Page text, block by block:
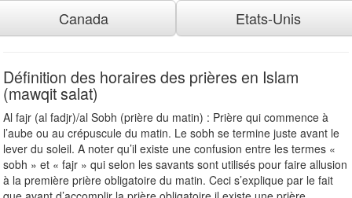
Canada
Etats-Unis
Définition des horaires des prières en Islam
(mawqit salat)
Al fajr (al fadjr)/al Sobh (prière du matin) : Prière qui commence à
l’aube ou au crépuscule du matin. Le sobh se termine juste avant le
lever du soleil. A noter qu’il existe une confusion entre les termes «
sobh » et « fajr » qui selon les savants sont utilisés pour faire allusion
à la première prière obligatoire du matin. Ceci s’explique par le fait